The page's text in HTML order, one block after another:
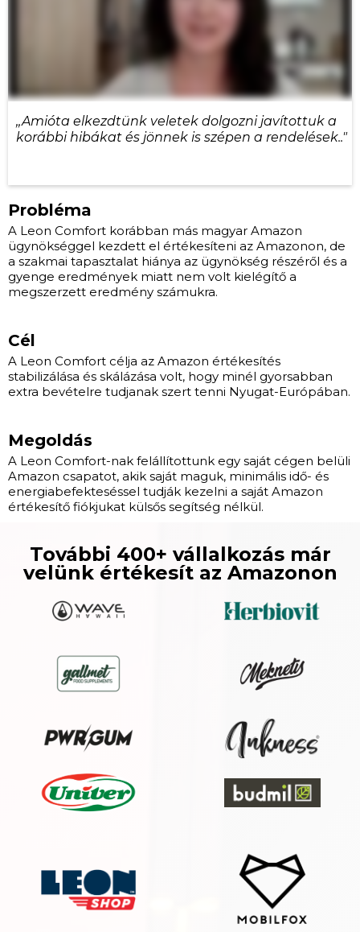
Probléma
A Leon Comfort korábban más magyar Amazon
ügynökséggel kezdett el értékesíteni az Amazonon, de
a szakmai tapasztalat hiánya az ügynökség részéről és a
gyenge eredmények miatt nem volt kielégítő a
megszerzett eredmény számukra.
Cél
A Leon Comfort célja az Amazon értékesítés
stabilizálása és skálázása volt, hogy minél gyorsabban
extra bevételre tudjanak szert tenni Nyugat-Európában.
Megoldás
A Leon Comfort-nak felállítottunk egy saját cégen belüli
Amazon csapatot, akik saját maguk, minimális idő- és
energiabefekteséssel tudják kezelni a saját Amazon
értékesítő fiókjukat külsős segítség nélkül.
,,Amióta elkezdtünk veletek dolgozni javítottuk a
korábbi hibákat és jönnek is szépen a rendelések.."
További 400+ vállalkozás már
velünk értékesít az Amazonon